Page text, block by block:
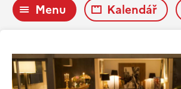
Menu Kalendář